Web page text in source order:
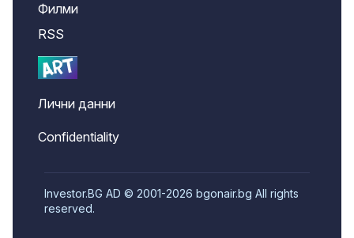
Филми
RSS
Лични данни
Confidentiality
Investor.BG AD © 2001-2026 bgonair.bg All rights
reserved.